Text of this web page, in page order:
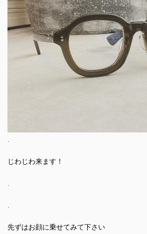
じわじわ来ます！
先ずはお顔に乗せてみて下さい